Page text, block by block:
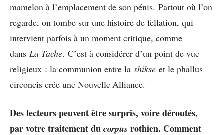
mamelon à l’emplacement de son pénis. Partout où l’on
regarde, on tombe sur une histoire de fellation, qui
intervient parfois à un moment critique, comme
dans La Tache. C’est à considérer d’un point de vue
religieux : la communion entre la shikse et le phallus
circoncis crée une Nouvelle Alliance.
Des lecteurs peuvent être surpris, voire déroutés,
par votre traitement du corpus rothien. Comment